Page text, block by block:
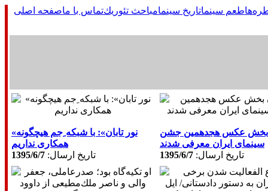
صفحه اصلیتماس با مامباحث تئوريكتاريخ سينماطعم سینما
«نور تابان»: با شبکه ِجم هیچگونه
همکاری نداریم
تاريخ ارسال: 1395/6/7
بخش عکس هجدهمین جشن
سینمای ایران معرفی شدند
تاريخ ارسال: 1395/6/7